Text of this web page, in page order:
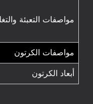
مواصفات التعبئة
مواصفات الكرتون
أبعاد الكرتون